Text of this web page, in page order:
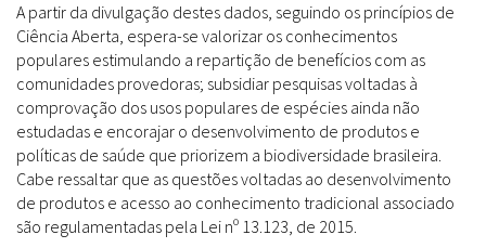
A partir da divulgação destes dados, seguindo os princípios de
Ciência Aberta, espera-se valorizar os conhecimentos
populares estimulando a repartição de benefícios com as
comunidades provedoras; subsidiar pesquisas voltadas à
comprovação dos usos populares de espécies ainda não
estudadas e encorajar o desenvolvimento de produtos e
políticas de saúde que priorizem a biodiversidade brasileira.
Cabe ressaltar que as questões voltadas ao desenvolvimento
de produtos e acesso ao conhecimento tradicional associado
são regulamentadas pela Lei nº 13.123, de 2015.